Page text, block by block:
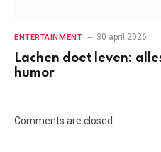
ENTERTAINMENT 30 april 2026
Lachen doet leven:
humor
Comments are closed.